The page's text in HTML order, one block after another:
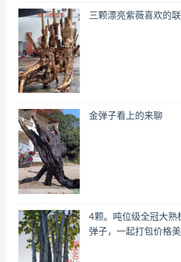
三颗漂亮紫薇喜欢的
金弹子看上的来聊
4颗。吨位级全冠大熟
弹子，一起打包价格